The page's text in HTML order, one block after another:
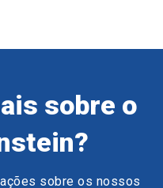
sobre o
sobre os nossos